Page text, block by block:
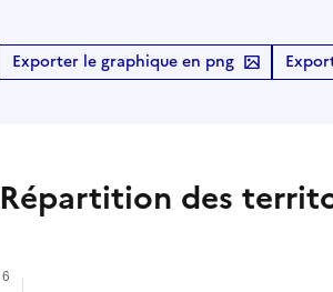
Exporter le graphique en png
Répartition des